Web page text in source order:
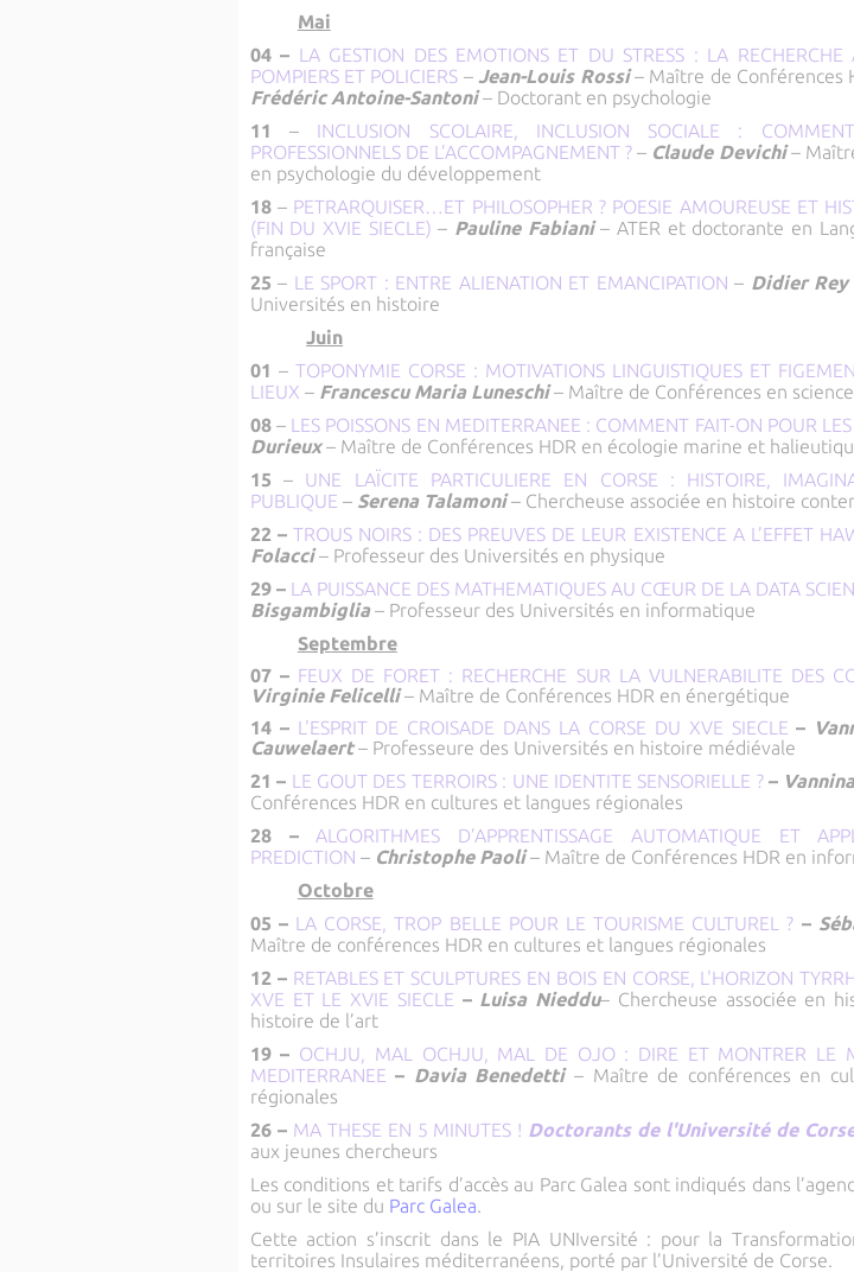
Mai
04 – LA GESTION DES EMOTIONS ET DU STRESS : LA RECHERCHE
POMPIERS ET POLICIERS – Jean-Louis Rossi– Maître de Conférences
Frédéric Antoine-Santoni– Doctorant en psychologie
11– INCLUSION SCOLAIRE, INCLUSION SOCIALE :
PROFESSIONNELS DE L’ACCOMPAGNEMENT ? – Claude Devichi–
en psychologie du développement
18– PETRARQUISER…ET PHILOSOPHER ? POESIE AMOUREUSE ET
(FIN DU XVIE SIECLE) – Pauline Fabiani– ATER et doctorante en
française
25– LE SPORT : ENTRE ALIENATION ET EMANCIPATION– Didier Rey
Universités en histoire
Juin
01 – TOPONYMIE CORSE : MOTIVATIONS LINGUISTIQUES ET
LIEUX – Francescu Maria Luneschi– Maître de Conférences en
08– LES POISSONS EN MEDITERRANEE : COMMENT FAIT-ON POUR
Durieux– Maître de Conférences HDR en écologie marine et
15– UNE LAÏCITE PARTICULIERE EN CORSE : HISTOIRE,
PUBLIQUE – Serena Talamoni– Chercheuse associée en histoire
22 – TROUS NOIRS : DES PREUVES DE LEUR EXISTENCE A L’EFFET
Folacci– Professeur des Universités en physique
29 – LA PUISSANCE DES MATHEMATIQUES AU CŒUR DE LA DATA
Bisgambiglia – Professeur des Universités en informatique
Septembre
07 – FEUX DE FORET : RECHERCHE SUR LA VULNERABILITE DES
Virginie Felicelli– Maître de Conférences HDR en énergétique
14 – L'ESPRIT DE CROISADE DANS LA CORSE DU XVE SIECLE–
Cauwelaert– Professeure des Universités en histoire médiévale
21 – LE GOUT DES TERROIRS : UNE IDENTITE SENSORIELLE ? –
Conférences HDR en cultures et langues régionales
28 – ALGORITHMES D’APPRENTISSAGE AUTOMATIQUE ET
PREDICTION – Christophe Paoli– Maître de Conférences HDR en
Octobre
05 – LA CORSE, TROP BELLE POUR LE TOURISME CULTUREL ? –
Maître de conférences HDR en cultures et langues régionales
12 – RETABLES ET SCULPTURES EN BOIS EN CORSE, L'HORIZON
XVE ET LE XVIE SIECLE – Luisa Nieddu– Chercheuse associée en
histoire de l’art
19 – OCHJU, MAL OCHJU, MAL DE OJO : DIRE ET MONTRER LE
MEDITERRANEE – Davia Benedetti– Maître de conférences en
régionales
26 – MA THESE EN 5 MINUTES ! Doctorants de l'Université de
aux jeunes chercheurs
Les conditions et tarifs d’accès au Parc Galea sont indiqués dans
ou sur le site du Parc Galea.
Cette action s’inscrit dans le PIA UNIversité : pour la
territoires Insulaires méditerranéens, porté par l’Université de Corse.